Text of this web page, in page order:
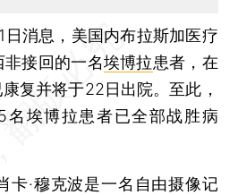
消息，美国内布拉斯加医疗
接回的一名埃博拉患者，在
复并将于22日出院。至此，
名埃博拉患者已全部战胜病
·穆克波是一名自由摄像记